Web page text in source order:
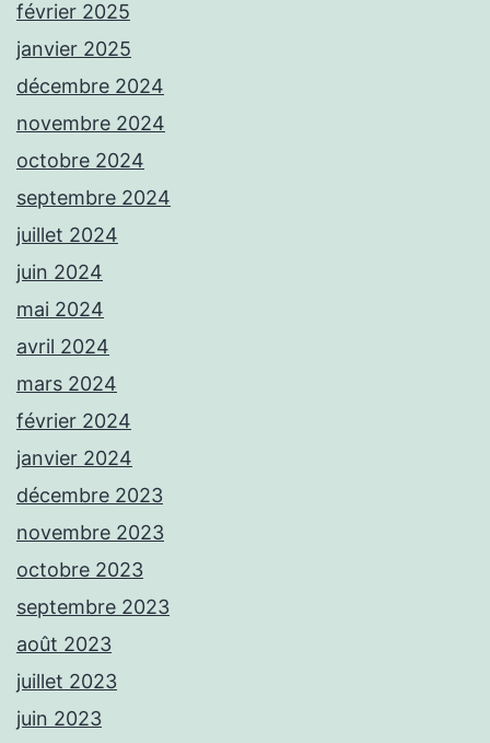
février 2025
janvier 2025
décembre 2024
novembre 2024
octobre 2024
septembre 2024
juillet 2024
juin 2024
mai 2024
avril 2024
mars 2024
février 2024
janvier 2024
décembre 2023
novembre 2023
octobre 2023
septembre 2023
août 2023
juillet 2023
juin 2023